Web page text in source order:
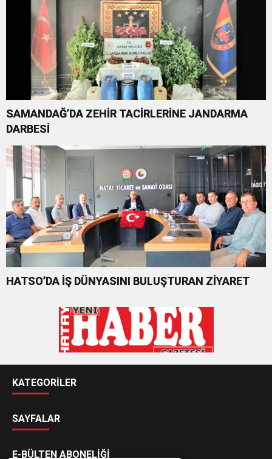
SAMANDAĞ’DA ZEHİR TACİRLERİNE JANDARMA
DARBESİ
HATSO’DA İŞ DÜNYASINI BULUŞTURAN ZİYARET
KATEGORİLER
SAYFALAR
E-BÜLTEN ABONELİĞİ